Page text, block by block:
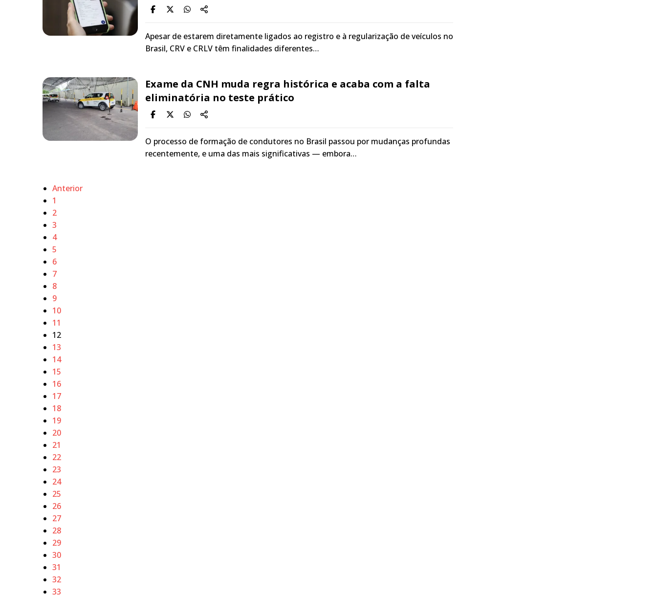
Apesar de estarem diretamente ligados ao registro e à regularização de veículos no
Brasil, CRV e CRLV têm finalidades diferentes…
Exame da CNH muda regra histórica e acaba com a falta
eliminatória no teste prático
O processo de formação de condutores no Brasil passou por mudanças profundas
recentemente, e uma das mais significativas — embora…
Anterior
1
2
3
4
5
6
7
8
9
10
11
12
13
14
15
16
17
18
19
20
21
22
23
24
25
26
27
28
29
30
31
32
33